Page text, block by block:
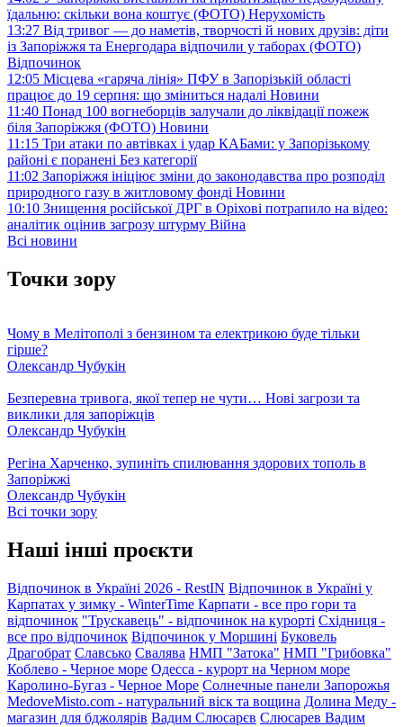
їдальню: скільки вона коштує (ФОТО) Нерухомість
13:27 Від тривог — до наметів, творчості й нових друзів: діти
із Запоріжжя та Енергодара відпочили у таборах (ФОТО)
Відпочинок
12:05 Місцева «гаряча лінія» ПФУ в Запорізькій області
працює до 19 серпня: що зміниться надалі Новини
11:40 Понад 100 вогнеборців залучали до ліквідації пожеж
біля Запоріжжя (ФОТО) Новини
11:15 Три атаки по автівках і удар КАБами: у Запорізькому
районі є поранені Без категорії
11:02 Запоріжжя ініціює зміни до законодавства про розподіл
природного газу в житловому фонді Новини
10:10 Знищення російської ДРГ в Оріхові потрапило на відео:
аналітик оцінив загрозу штурму Війна
Всі новини
Точки зору
Чому в Мелітополі з бензином та електрикою буде тільки
гірше?
Олександр Чубукін
Безперевна тривога, якої тепер не чути… Нові загрози та
виклики для запоріжців
Олександр Чубукін
Регіна Харченко, зупиніть спилювання здорових тополь в
Запоріжжі
Олександр Чубукін
Всі точки зору
Наші інші проєкти
Відпочинок в Україні 2026 - RestIN Відпочинок в Україні у
Карпатах у зимку - WinterTime Карпати - все про гори та
відпочинок "Трускавець" - відпочинок на курорті Східниця -
все про відпочинок Відпочинок у Моршині Буковель
Драгобрат Славсько Свалява НМП "Затока" НМП "Грибовка"
Коблево - Черное море Одесса - курорт на Черном море
Каролино-Бугаз - Черное Море Солнечные панели Запорожья
MedoveMisto.com - натуральний віск та вощина Долина Меду -
магазин для бджолярів Вадим Слюсарєв Слюсарев Вадим